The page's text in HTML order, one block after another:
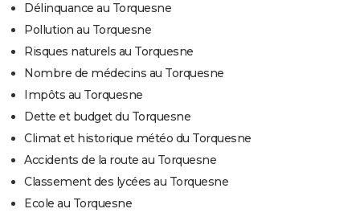
Délinquance au Torquesne
Pollution au Torquesne
Risques naturels au Torquesne
Nombre de médecins au Torquesne
Impôts au Torquesne
Dette et budget du Torquesne
Climat et historique météo du Torquesne
Accidents de la route au Torquesne
Classement des lycées au Torquesne
Ecole au Torquesne